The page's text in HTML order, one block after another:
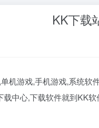
KK下载
机游戏,手机游戏,系统软
中心,下载软件就到KK软